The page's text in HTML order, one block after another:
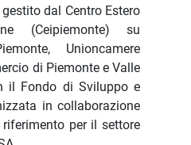
gestito dal Centro Estero
(Ceipiemonte) su
Unioncamere
di Piemonte e Valle
il Fondo di Sviluppo e
in collaborazione
per il settore